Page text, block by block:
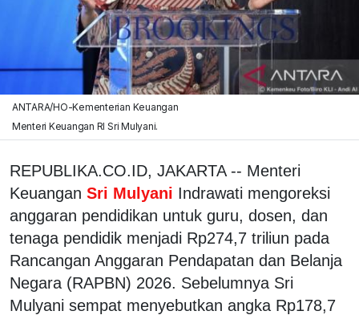
ANTARA/HO-Kementerian Keuangan
Menteri Keuangan RI Sri Mulyani.
REPUBLIKA.CO.ID, JAKARTA -- Menteri
Keuangan Sri Mulyani Indrawati mengoreksi
anggaran pendidikan untuk guru, dosen, dan
tenaga pendidik menjadi Rp274,7 triliun pada
Rancangan Anggaran Pendapatan dan Belanja
Negara (RAPBN) 2026. Sebelumnya Sri
Mulyani sempat menyebutkan angka Rp178,7